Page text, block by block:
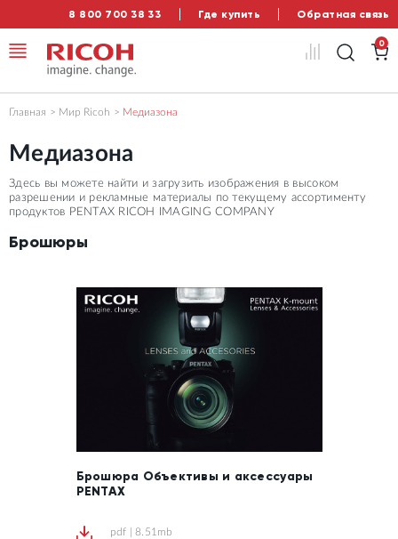
8 800 700 38 33 Где купить Обратная связь
0
Главная Мир Ricoh Медиазона
Медиазона
Здесь вы можете найти и загрузить изображения в высоком
разрешении и рекламные материалы по текущему ассортименту
продуктов PENTAX RICOH IMAGING COMPANY
Брошюры
Брошюра Объективы и аксессуары
PENTAX
pdf | 8.51mb